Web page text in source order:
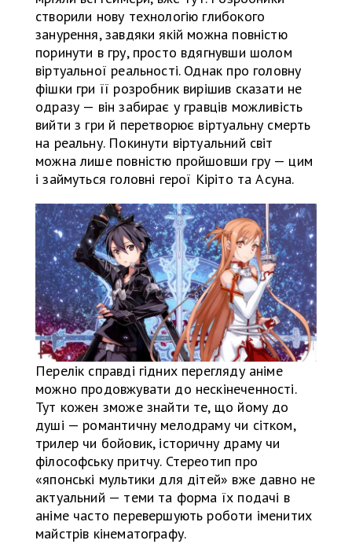
створили нову технологію глибокого
занурення, завдяки якій можна повністю
поринути в гру, просто вдягнувши шолом
віртуальної реальності. Однак про головну
фішки гри її розробник вирішив сказати не
одразу — він забирає у гравців можливість
вийти з гри й перетворює віртуальну смерть
на реальну. Покинути віртуальний світ
можна лише повністю пройшовши гру — цим
і займуться головні герої Кіріто та Асуна.
Перелік справді гідних перегляду аніме
можно продовжувати до нескінеченності.
Тут кожен зможе знайти те, що йому до
душі — романтичну мелодраму чи сітком,
трилер чи бойовик, історичну драму чи
філософську притчу. Стереотип про
«японські мультики для дітей» вже давно не
актуальний — теми та форма їх подачі в
аніме часто перевершують роботи іменитих
майстрів кінематографу.